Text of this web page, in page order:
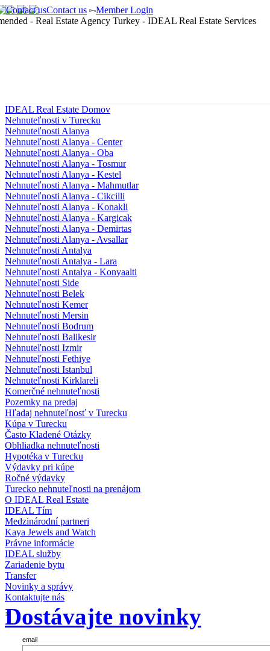
Contact us Member Login
×
IDEAL Real Estate Domov
Nehnuteľnosti v Turecku
Nehnuteľnosti Alanya
Nehnuteľnosti Alanya - Center
Nehnuteľnosti Alanya - Oba
Nehnuteľnosti Alanya - Tosmur
Nehnuteľnosti Alanya - Kestel
Nehnuteľnosti Alanya - Mahmutlar
Nehnuteľnosti Alanya - Cikcilli
Nehnuteľnosti Alanya - Konakli
Nehnuteľnosti Alanya - Kargicak
Nehnuteľnosti Alanya - Demirtas
Nehnuteľnosti Alanya - Avsallar
Nehnuteľnosti Antalya
Nehnuteľnosti Antalya - Lara
Nehnuteľnosti Antalya - Konyaalti
Nehnuteľnosti Side
Nehnuteľnosti Belek
Nehnuteľnosti Kemer
Nehnuteľnosti Mersin
Nehnuteľnosti Bodrum
Nehnuteľnosti Balikesir
Nehnuteľnosti Izmir
Nehnuteľnosti Fethiye
Nehnuteľnosti Istanbul
Nehnuteľnosti Kirklareli
Komerčné nehnuteľnosti
Pozemky na predaj
Hľadaj nehnuteľnosť v Turecku
Kúpa v Turecku
Často Kladené Otázky
Obhliadka nehnuteľnosti
Hypotéka v Turecku
Výdavky pri kúpe
Ročné výdavky
Turecko nehnuteľnosti na prenájom
O IDEAL Real Estate
IDEAL Tím
Medzinárodní partneri
Kaya Jewels and Watch
Právne informácie
IDEAL služby
Zariadenie bytu
Transfer
Novinky a správy
Kontaktujte nás
Dostávajte novinky
email